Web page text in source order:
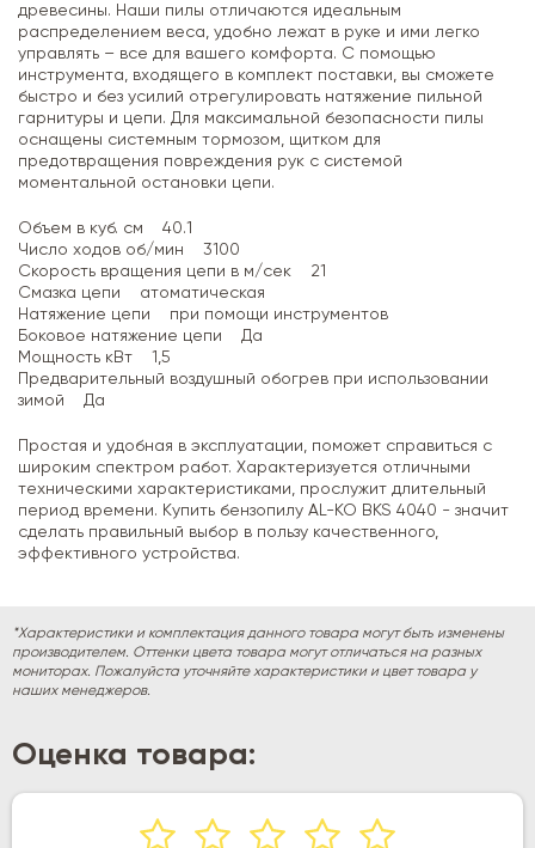
древесины. Наши пилы отличаются идеальным
распределением веса, удобно лежат в руке и ими легко
управлять – все для вашего комфорта. С помощью
инструмента, входящего в комплект поставки, вы сможете
быстро и без усилий отрегулировать натяжение пильной
гарнитуры и цепи. Для максимальной безопасности пилы
оснащены системным тормозом, щитком для
предотвращения повреждения рук с системой
моментальной остановки цепи.
Объем в куб. см 40.1
Число ходов об/мин 3100
Скорость вращения цепи в м/сек 21
Смазка цепи атоматическая
Натяжение цепи при помощи инструментов
Боковое натяжение цепи Да
Мощность кВт 1,5
Предварительный воздушный обогрев при использовании
зимой Да
Простая и удобная в эксплуатации, поможет справиться с
широким спектром работ. Характеризуется отличными
техническими характеристиками, прослужит длительный
период времени. Купить бензопилу AL-KO BKS 4040 - значит
сделать правильный выбор в пользу качественного,
эффективного устройства.
*Характеристики и комплектация данного товара могут быть изменены
производителем. Оттенки цвета товара могут отличаться на разных
мониторах. Пожалуйста уточняйте характеристики и цвет товара у
наших менеджеров.
Оценка товара: